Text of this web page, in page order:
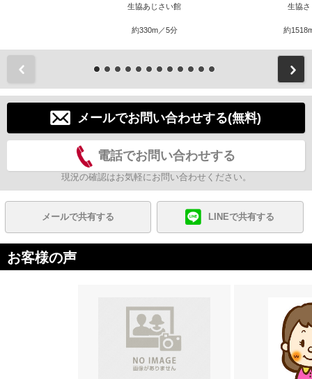
生協あじさい館
約330m／5分
生協さ
約
メールでお問い合わせする(無料)
電話でお問い合わせする
現況の確認はお気軽にお問い合わせください。
メールで共有する LINEで共有する
お客様の声